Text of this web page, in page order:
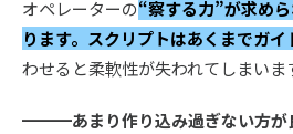
オペレーターの“察する力”が求め
ります。スクリプトはあくまでガイ
わせると柔軟性が失われてしまいま
━━━あまり作り込み過ぎない方が